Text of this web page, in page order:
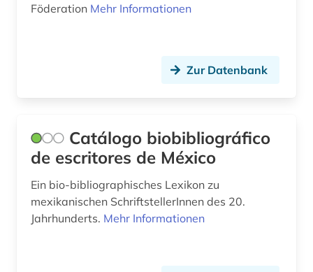
Föderation Mehr Informationen
Zur Datenbank
Catálogo biobibliográfico
de escritores de México
Ein bio-bibliographisches Lexikon zu
mexikanischen SchriftstellerInnen des 20.
Jahrhunderts. Mehr Informationen